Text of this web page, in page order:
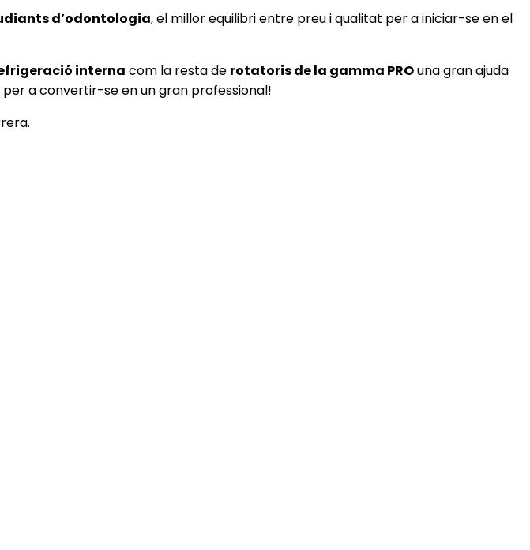
d’odontologia, el millor equilibri entre preu i qualitat per a iniciar-se en el
interna com la resta de rotatoris de la gamma PROuna gran ajuda
a convertir-se en un gran professional!